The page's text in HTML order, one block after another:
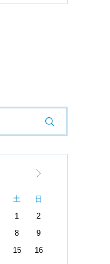
土
日
1
2
8
9
15
16